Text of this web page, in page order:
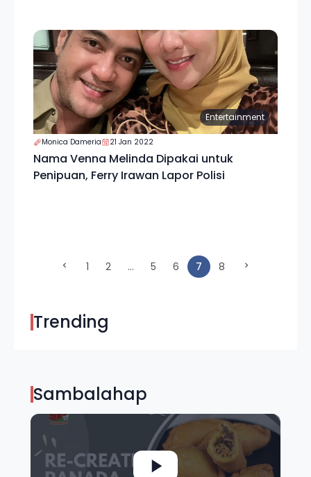
Entertainment
Monica Dameria 21 Jan 2022
Nama Venna Melinda Dipakai untuk
Penipuan, Ferry Irawan Lapor Polisi
1 2 ... 5 6 7 (current)
8
Trending
Sambalahap